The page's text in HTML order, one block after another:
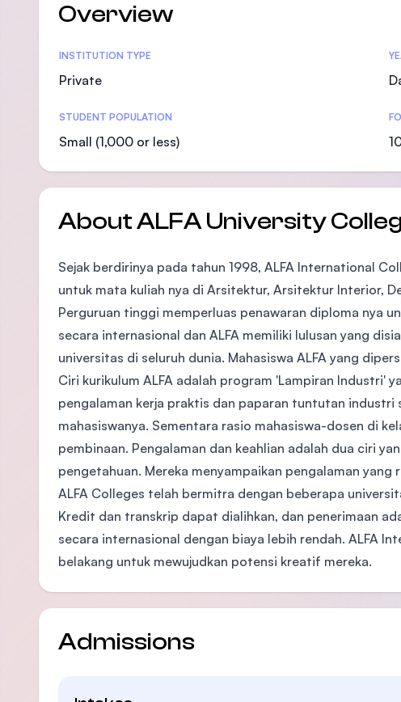
Overview
Statistics
INSTITUTION TYPE
Private
STUDENT POPULATION
Small (1,000 or less)
About ALFA University
Sejak berdirinya pada tahun 1998, ALFA International
untuk mata kuliah nya di Arsitektur, Arsitektur Interior,
Perguruan tinggi memperluas penawaran diploma nya
secara internasional dan ALFA memiliki lulusan yang
universitas di seluruh dunia. Mahasiswa ALFA yang
Ciri kurikulum ALFA adalah program 'Lampiran Industri'
pengalaman kerja praktis dan paparan tuntutan industri
mahasiswanya. Sementara rasio mahasiswa-dosen di
pembinaan. Pengalaman dan keahlian adalah dua ciri
pengetahuan. Mereka menyampaikan pengalaman yang
ALFA Colleges telah bermitra dengan beberapa
Kredit dan transkrip dapat dialihkan, dan penerimaan
secara internasional dengan biaya lebih rendah. ALFA
belakang untuk mewujudkan potensi kreatif mereka.
Admissions